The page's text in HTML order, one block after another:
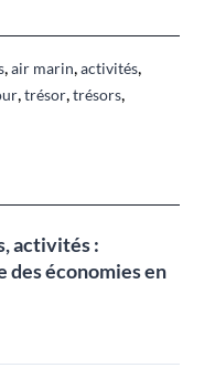
air marin activités
trésor trésors
activités :
des économies en